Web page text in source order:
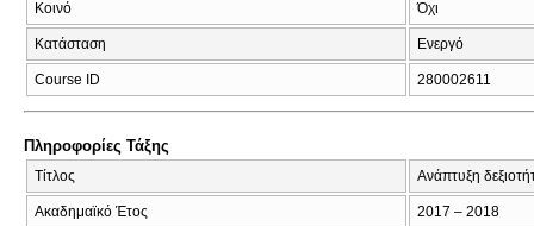
Κοινό Όχι
Κατάσταση Ενεργό
Course ID 280002611
Πληροφορίες Τάξης
Τίτλος Ανάπτυξη
Ακαδημαϊκό Έτος 2017 – 2018